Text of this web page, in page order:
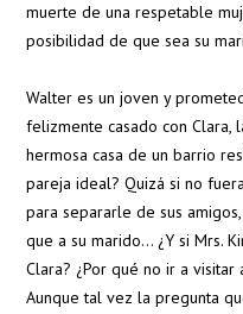
muerte de una respetable
posibilidad de que sea su
Walter es un joven y
felizmente casado con Clara,
hermosa casa de un barrio
pareja ideal? Quizá si no
para separarle de sus
que a su marido… ¿Y si Mrs.
Clara? ¿Por qué no ir a
Aunque tal vez la pregunta